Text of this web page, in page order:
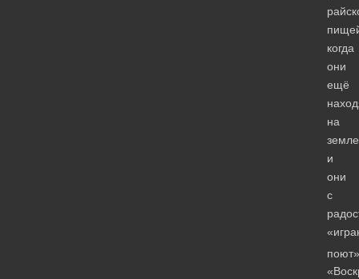
когда
они
ещё
на
и
они
с
поют»